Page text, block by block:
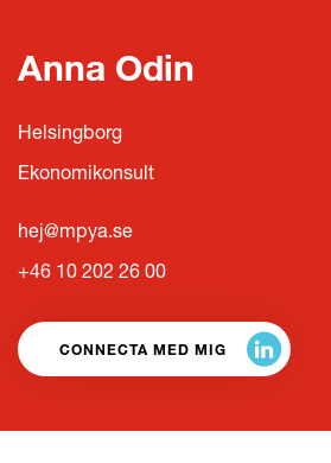
Anna Odin
Helsingborg
Ekonomikonsult
hej@mpya.se
+46 10 202 26 00
CONNECTA MED MIG